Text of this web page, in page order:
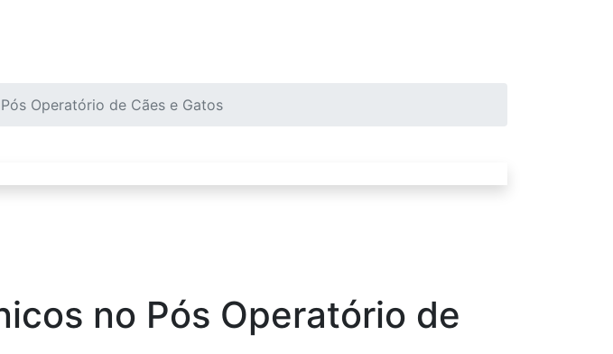
Operatório de Cães e Gatos
no Pós Operatório de